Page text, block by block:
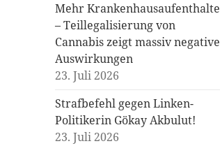
Mehr Krankenhausaufenthalte
– Teillegalisierung von
Cannabis zeigt massiv negative
Auswirkungen
23. Juli 2026
Strafbefehl gegen Linken-
Politikerin Gökay Akbulut!
23. Juli 2026